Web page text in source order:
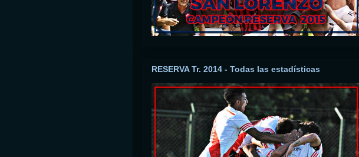
RESERVA Tr. 2014 - Todas las estadísticas